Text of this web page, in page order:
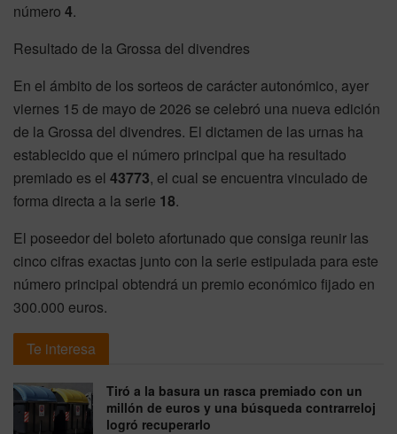
número 4.
Resultado de la Grossa del divendres
En el ámbito de los sorteos de carácter autonómico, ayer
viernes 15 de mayo de 2026 se celebró una nueva edición
de la Grossa del divendres. El dictamen de las urnas ha
establecido que el número principal que ha resultado
premiado es el 43773, el cual se encuentra vinculado de
forma directa a la serie 18.
El poseedor del boleto afortunado que consiga reunir las
cinco cifras exactas junto con la serie estipulada para este
número principal obtendrá un premio económico fijado en
300.000 euros.
Te interesa
Tiró a la basura un rasca premiado con un
millón de euros y una búsqueda contrarreloj
logró recuperarlo